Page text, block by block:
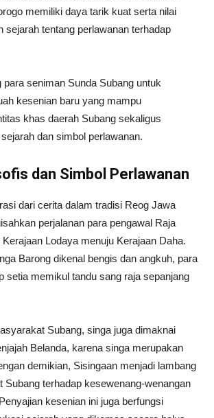
memiliki daya tarik kuat serta nilai
sejarah tentang perlawanan terhadap
para seniman Sunda Subang untuk
kesenian baru yang mampu
khas daerah Subang sekaligus
dan simbol perlawanan.
dan Simbol Perlawanan
dari cerita dalam tradisi Reog Jawa
perjalanan para pengawal Raja
Lodaya menuju Kerajaan Daha.
Barong dikenal bengis dan angkuh, para
setia memikul tandu sang raja sepanjang
Subang, singa juga dimaknai
Belanda, karena singa merupakan
demikian, Sisingaan menjadi lambang
Subang terhadap kesewenang-wenangan
kesenian ini juga berfungsi